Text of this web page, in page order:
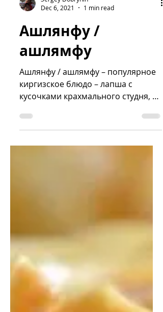
Sergey Dobrynin
Dec 6, 2021
1 min read
Ашлянфу /
ашлямфу
Ашлянфу / ашлямфу – популярное
кусочками крахмального студня, с
омлетом и пикантным соусом.
фото с ресурса...